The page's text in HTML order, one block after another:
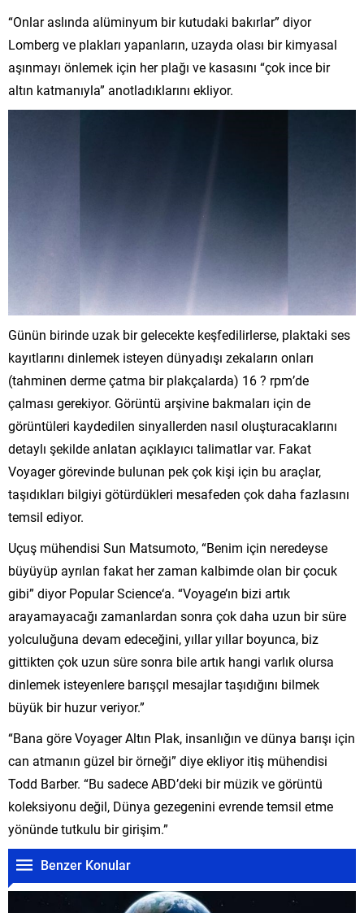
“Onlar aslında alüminyum bir kutudaki bakırlar” diyor
Lomberg ve plakları yapanların, uzayda olası bir kimyasal
aşınmayı önlemek için her plağı ve kasasını “çok ince bir
altın katmanıyla” anotladıklarını ekliyor.
Günün birinde uzak bir gelecekte keşfedilirlerse, plaktaki ses
kayıtlarını dinlemek isteyen dünyadışı zekaların onları
(tahminen derme çatma bir plakçalarda) 16 ? rpm’de
çalması gerekiyor. Görüntü arşivine bakmaları için de
görüntüleri kaydedilen sinyallerden nasıl oluşturacaklarını
detaylı şekilde anlatan açıklayıcı talimatlar var. Fakat
Voyager görevinde bulunan pek çok kişi için bu araçlar,
taşıdıkları bilgiyi götürdükleri mesafeden çok daha fazlasını
temsil ediyor.
Uçuş mühendisi Sun Matsumoto, “Benim için neredeyse
büyüyüp ayrılan fakat her zaman kalbimde olan bir çocuk
gibi” diyor Popular Science‘a. “Voyage’ın bizi artık
arayamayacağı zamanlardan sonra çok daha uzun bir süre
yolculuğuna devam edeceğini, yıllar yıllar boyunca, biz
gittikten çok uzun süre sonra bile artık hangi varlık olursa
dinlemek isteyenlere barışçıl mesajlar taşıdığını bilmek
büyük bir huzur veriyor.”
“Bana göre Voyager Altın Plak, insanlığın ve dünya barışı için
can atmanın güzel bir örneği” diye ekliyor itiş mühendisi
Todd Barber. “Bu sadece ABD’deki bir müzik ve görüntü
koleksiyonu değil, Dünya gezegenini evrende temsil etme
yönünde tutkulu bir girişim.”
Benzer Konular